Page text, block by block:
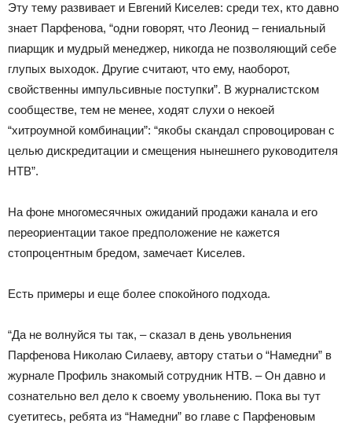
Эту тему развивает и Евгений Киселев: среди тех, кто давно
знает Парфенова, “одни говорят, что Леонид – гениальный
пиарщик и мудрый менеджер, никогда не позволяющий себе
глупых выходок. Другие считают, что ему, наоборот,
свойственны импульсивные поступки”. В журналистском
сообществе, тем не менее, ходят слухи о некоей
“хитроумной комбинации”: “якобы скандал спровоцирован с
целью дискредитации и смещения нынешнего руководителя
НТВ”.
На фоне многомесячных ожиданий продажи канала и его
переориентации такое предположение не кажется
стопроцентным бредом, замечает Киселев.
Есть примеры и еще более спокойного подхода.
“Да не волнуйся ты так, – сказал в день увольнения
Парфенова Николаю Силаеву, автору статьи о “Намедни” в
журнале Профиль знакомый сотрудник НТВ. – Он давно и
сознательно вел дело к своему увольнению. Пока вы тут
суетитесь, ребята из “Намедни” во главе с Парфеновым